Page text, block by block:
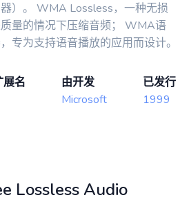
）。 WMA Lossless，一种无损
量的情况下压缩音频； WMA语
专为支持语音播放的应用而设计。
展名
由开发
Microsoft
已发行
1999
Lossless Audio